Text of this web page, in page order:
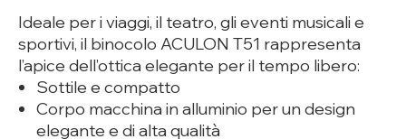
Ideale per i viaggi, il teatro, gli eventi musicali e
sportivi, il binocolo ACULON T51 rappresenta
l’apice dell’ottica elegante per il tempo libero:
Sottile e compatto
Corpo macchina in alluminio per un design
elegante e di alta qualità